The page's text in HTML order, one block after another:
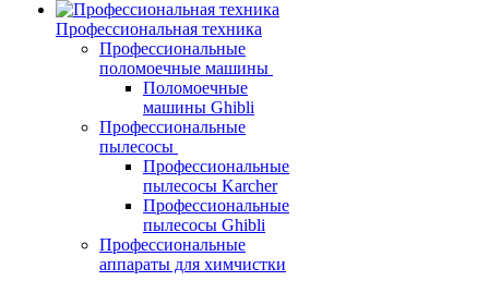
Профессиональная техника
Профессиональные
поломоечные машины
Поломоечные
машины Ghibli
Профессиональные
пылесосы
Профессиональные
пылесосы Karcher
Профессиональные
пылесосы Ghibli
Профессиональные
аппараты для химчистки